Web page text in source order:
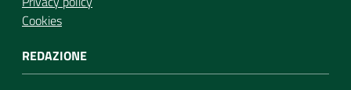
Cookies
REDAZIONE